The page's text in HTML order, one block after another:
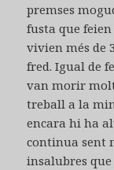
premses
fusta que
vivien més de
fred. Igual de
van morir
treball a la
encara hi ha
continua sent
insalubres que